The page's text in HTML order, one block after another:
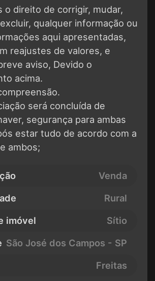
o direito de corrigir, mudar,
qualquer informação ou
aqui apresentadas,
reajustes de valores, e
aviso, Devido o
acima.
será concluída de
segurança para ambas
estar tudo de acordo com a
ambos;
Venda
Rural
imóvel
Sítio
São José dos Campos - SP
Freitas